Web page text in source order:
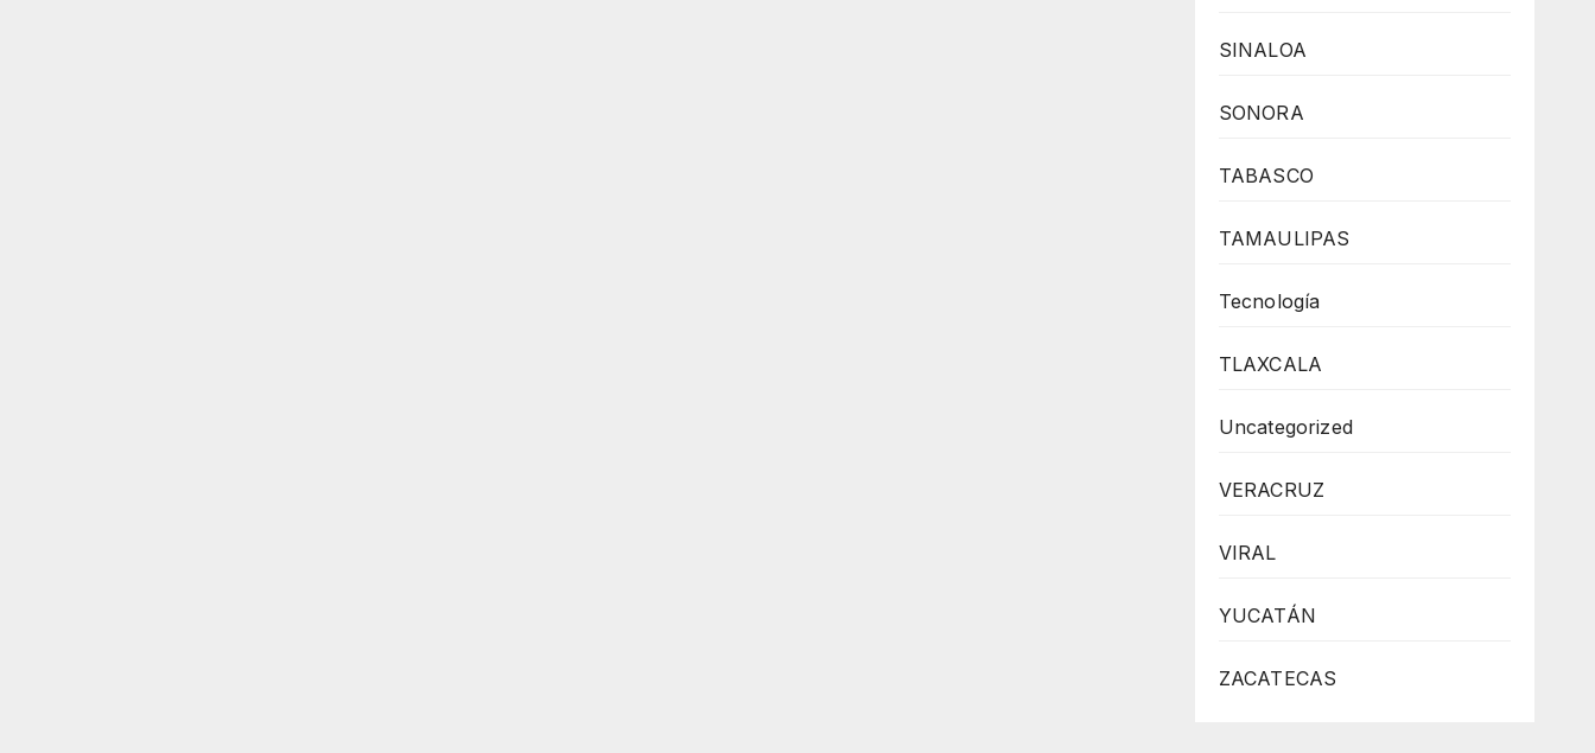
SINALOA
SONORA
TABASCO
TAMAULIPAS
Tecnología
TLAXCALA
Uncategorized
VERACRUZ
VIRAL
YUCATÁN
ZACATECAS